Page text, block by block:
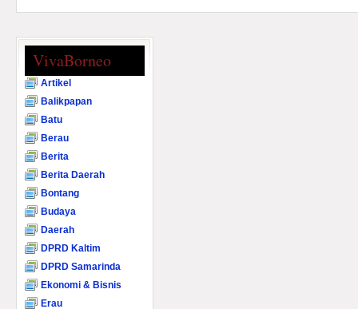
VivaBorneo
Artikel
Balikpapan
Batu
Berau
Berita
Berita Daerah
Bontang
Budaya
Daerah
DPRD Kaltim
DPRD Samarinda
Ekonomi & Bisnis
Erau